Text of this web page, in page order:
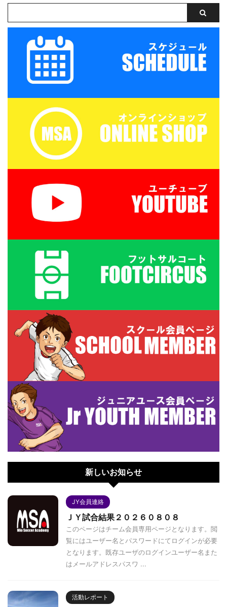
申込みください。キャン
ご確認の上お申し込みく
ださい。 ウォーミングア
ップを兼ねた基礎技術練
習の後、たくさんミニサ
ッカーの試合を実施。そ
Mreform 時間割： 小学
１ー３年生 １６：３０－
１７：２０ 定員１２名程
度 最少催行人数６ ...
https://miesocceracade
content/uploads/2026/
07/PXL_20260718_0801
22879.mp4 トレーニン
新しいお知らせ
JY会員連絡
ＪＹ試合結果２０２６０８０８
このページはチーム会員専用ページとなります。閲
覧にはユーザー名とパスワードにてログインが必要
となります。既存ユーザのログインユーザー名また
はメールアドレスパスワ ...
活動レポート